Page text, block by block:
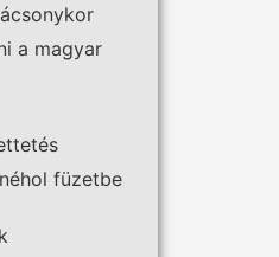
a magyar
füzetbe